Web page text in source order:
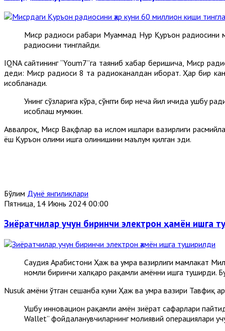
Миср радиоси раҳбари Муҳаммад Нур Қуръон
радиосини тинглайди.
IQNA сайтининг “Youm7”га таяниб хабар беришича, Миср
деди: Миср радиоси 8 та радиоканалдан иборат. Ҳар бир
ҳисобланади.
Унинг сўзларига кўра, сўнгги бир неча йил ичида ушбу
ҳисоблаш мумкин.
Aввалроқ, Миср Вақфлар ва ислом ишлари вазирлиги
ёш Қуръон олими ишга олинишини маълум қилган эди.
Бўлим Дунё янгиликлари
Пятница, 14 Июнь 2024 00:00
Зиёратчилар учун биринчи электрон ҳамён ишга
Саудия Aрабистони Ҳаж ва умра вазирлиги мамлакат
номли биринчи халқаро рақамли ҳамённи ишга туширди.
Nusuk ҳамёни ўтган сешанба куни Ҳаж ва умра вазири Тавфиқ
Ушбу инновацион рақамли ҳамён зиёрат сафарлари
Wallet” фойдаланувчиларнинг молиявий операциялари